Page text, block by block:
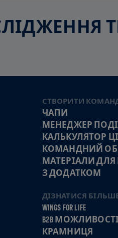
СТВОРИТИ
ЧАПИ
МЕНЕДЖЕР
КАЛЬКУЛЯТОР
КОМАНДНИЙ
МАТЕРІАЛИ
З ДОДАТКОМ
ДІЗНАТИСЯ
WINGS FOR LIFE
B2B МОЖЛИВОСТІ
КРАМНИЦЯ